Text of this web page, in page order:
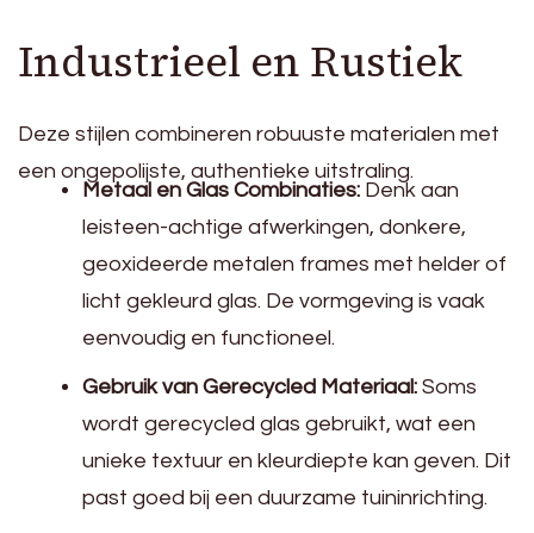
Industrieel en Rustiek
Deze stijlen combineren robuuste materialen met
een ongepolijste, authentieke uitstraling.
Metaal en Glas Combinaties: Denk aan
leisteen-achtige afwerkingen, donkere,
geoxideerde metalen frames met helder of
licht gekleurd glas. De vormgeving is vaak
eenvoudig en functioneel.
Gebruik van Gerecycled Materiaal: Soms
wordt gerecycled glas gebruikt, wat een
unieke textuur en kleurdiepte kan geven. Dit
past goed bij een duurzame tuininrichting.